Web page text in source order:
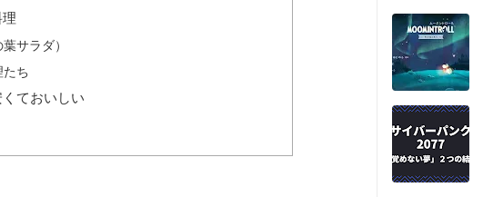
サラダ）
ち
ておいしい